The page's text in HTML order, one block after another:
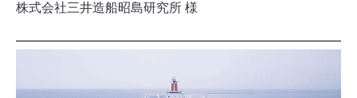
株式会社三井造船昭島研究所 様